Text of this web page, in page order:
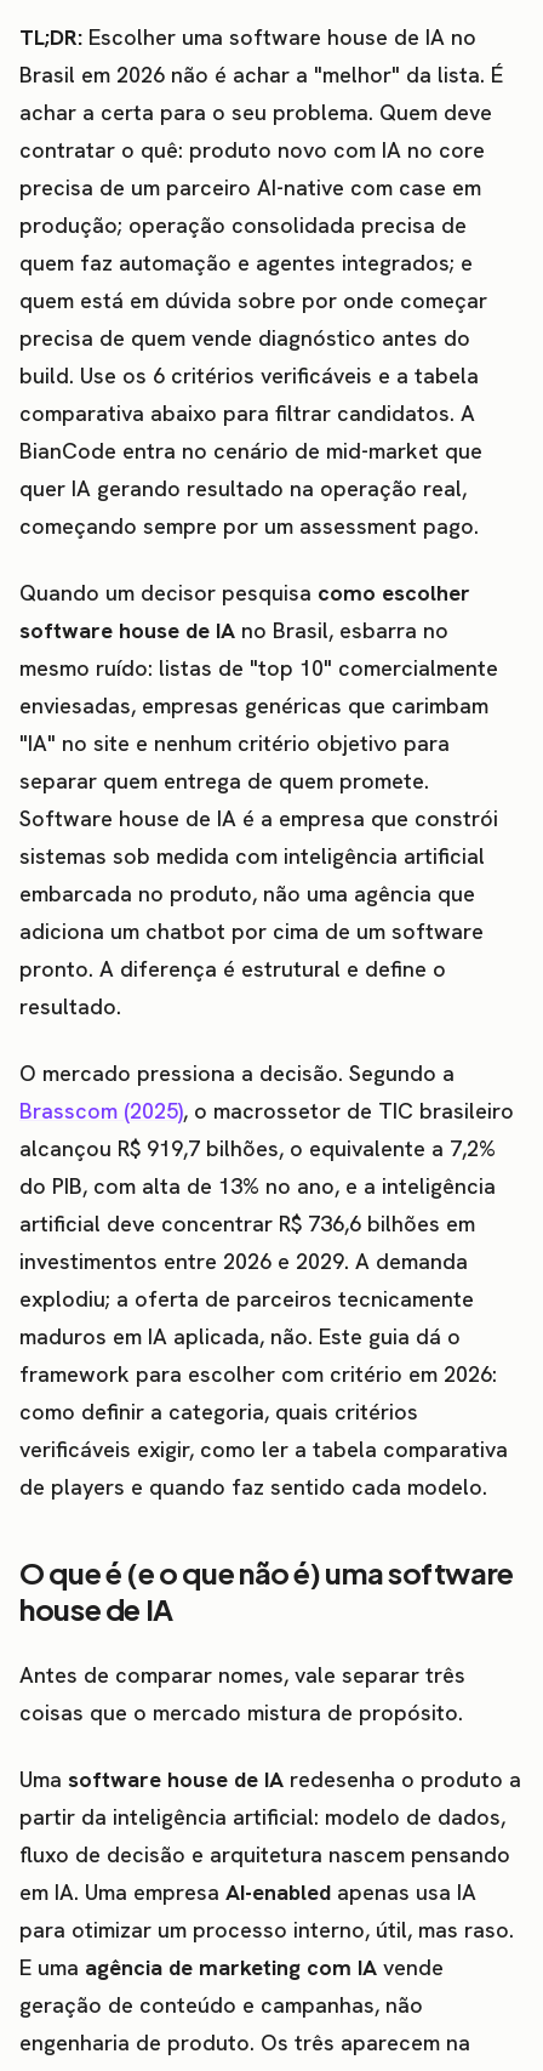
TL;DR: Escolher uma software house de IA no
Brasil em 2026 não é achar a "melhor" da lista. É
achar a certa para o seu problema. Quem deve
contratar o quê: produto novo com IA no core
precisa de um parceiro AI-native com case em
produção; operação consolidada precisa de
quem faz automação e agentes integrados; e
quem está em dúvida sobre por onde começar
precisa de quem vende diagnóstico antes do
build. Use os 6 critérios verificáveis e a tabela
comparativa abaixo para filtrar candidatos. A
BianCode entra no cenário de mid-market que
quer IA gerando resultado na operação real,
começando sempre por um assessment pago.
Quando um decisor pesquisa como escolher
software house de IA no Brasil, esbarra no
mesmo ruído: listas de "top 10" comercialmente
enviesadas, empresas genéricas que carimbam
"IA" no site e nenhum critério objetivo para
separar quem entrega de quem promete.
Software house de IA é a empresa que constrói
sistemas sob medida com inteligência artificial
embarcada no produto, não uma agência que
adiciona um chatbot por cima de um software
pronto. A diferença é estrutural e define o
resultado.
O mercado pressiona a decisão. Segundo a
Brasscom (2025), o macrossetor de TIC brasileiro
alcançou R$ 919,7 bilhões, o equivalente a 7,2%
do PIB, com alta de 13% no ano, e a inteligência
artificial deve concentrar R$ 736,6 bilhões em
investimentos entre 2026 e 2029. A demanda
explodiu; a oferta de parceiros tecnicamente
maduros em IA aplicada, não. Este guia dá o
framework para escolher com critério em 2026:
como definir a categoria, quais critérios
verificáveis exigir, como ler a tabela comparativa
de players e quando faz sentido cada modelo.
O que é (e o que não é) uma software
house de IA
Antes de comparar nomes, vale separar três
coisas que o mercado mistura de propósito.
Uma software house de IA redesenha o produto a
partir da inteligência artificial: modelo de dados,
fluxo de decisão e arquitetura nascem pensando
em IA. Uma empresa AI-enabled apenas usa IA
para otimizar um processo interno, útil, mas raso.
E uma agência de marketing com IA vende
geração de conteúdo e campanhas, não
engenharia de produto. Os três aparecem na